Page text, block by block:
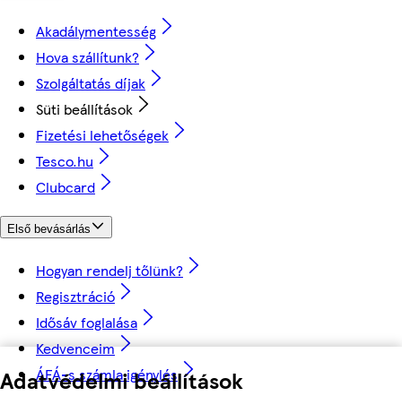
Adatvédelmi beállítások
Akadálymentesség
Hova szállítunk?
Szolgáltatás díjak
Süti beállítások
Fizetési lehetőségek
Tesco.hu
Clubcard
Első bevásárlás
Hogyan rendelj tőlünk?
Regisztráció
Idősáv foglalása
Kedvenceim
ÁFÁ-s számla igénylés